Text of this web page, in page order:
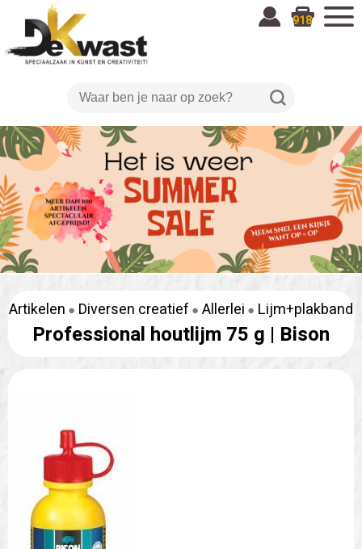
918
Artikelen Diversen creatief Allerlei Lijm+plakband
Professional houtlijm 75 g | Bison